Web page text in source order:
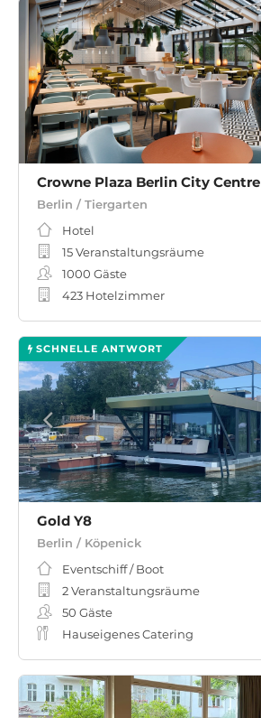
Crowne Plaza Berlin City Centre
Berlin / Tiergarten
Hotel
15 Veranstaltungsräume
1000 Gäste
423 Hotelzimmer
SCHNELLE ANTWORT
Gold Y8
Berlin / Köpenick
Eventschiff / Boot
2 Veranstaltungsräume
50 Gäste
Hauseigenes Catering